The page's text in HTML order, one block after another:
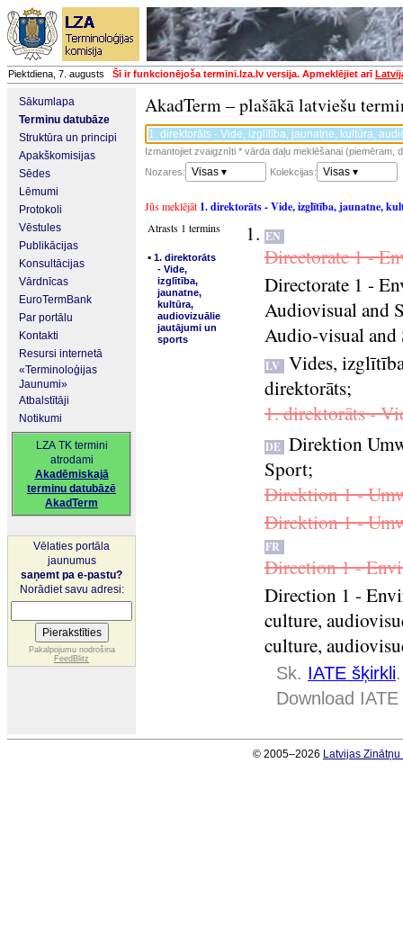
Piektdiena, 7. augusts Šī ir funkcionējoša termini.lza.lv versija. Apmeklējiet arī
Sākumlapa
Terminu datubāze
Struktūra un principi
Apakškomisijas
Sēdes
Lēmumi
Protokoli
Vēstules
Publikācijas
Konsultācijas
Vārdnīcas
EuroTermBank
Par portālu
Kontakti
Resursi internetā
«Terminoloģijas
Jaunumi»
Atbalstītāji
Notikumi
LZA TK termini
atrodami
Akadēmiskajā
terminu datubāzē
AkadTerm
Vēlaties portāla
jaunumus
saņemt pa e-pastu?
Norādiet savu adresi:
Pakalpojumu nodrošina
FeedBlitz
AkadTerm – plašākā latviešu
Izmantojiet zvaigznīti * vārda daļu meklēšanai (piemēram,
Nozares:
Visas ▾ Kolekcijas: Visas ▾
Jūs meklējāt 1. direktorāts - Vide, izglītība, jaunatne,
Atrasts 1 termins
▪ 1. direktorāts
- Vide,
izglītība,
jaunatne,
kultūra,
audiovizuālie
jautājumi un
sports
EN
Directorate 1 -
Directorate 1 -
Audiovisual and
Audio-visual and
LV
Vides,
direktorāts;
1. direktorāts -
DE Direktion
Sport;
Direktion 1 -
Direktion 1 -
FR
Direction 1 -
Direction 1 -
culture,
culture,
Sk. IATE šķirkli.
Download
© 2005–2026 Latvijas